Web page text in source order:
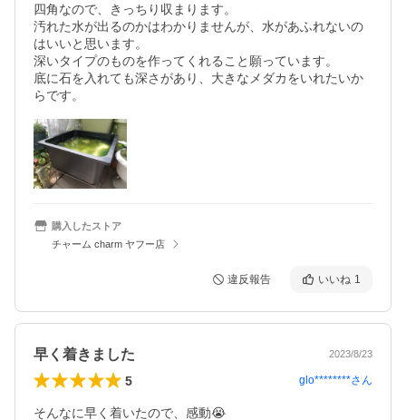
四角なので、きっちり収まります。
汚れた水が出るのかはわかりませんが、水があふれないの
はいいと思います。
深いタイプのものを作ってくれること願っています。
底に石を入れても深さがあり、大きなメダカをいれたいか
購入したストア
チャーム charm ヤフー店
違反報告 いいね 1
早く着きました 2023/8/23
5 glo********さん
そんなに早く着いたので、感動😭